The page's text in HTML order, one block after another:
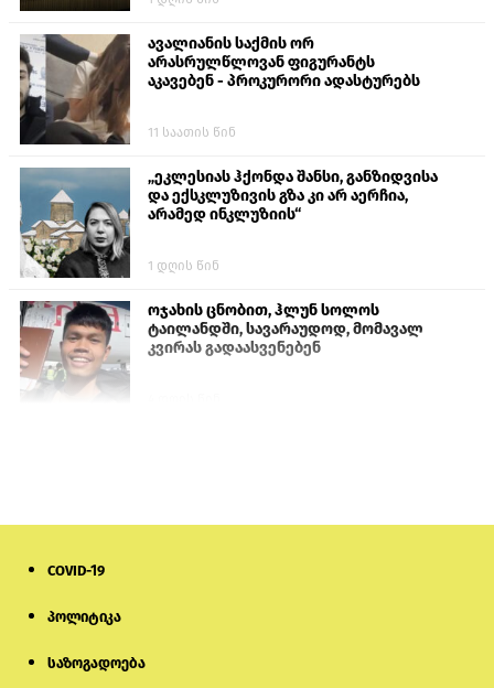
ავალიანის საქმის ორ
არასრულწლოვან ფიგურანტს
აკავებენ - პროკურორი ადასტურებს
11 საათის წინ
„ეკლესიას ჰქონდა შანსი, განზიდვისა
და ექსკლუზივის გზა კი არ აერჩია,
არამედ ინკლუზიის“
1 დღის წინ
ოჯახის ცნობით, ჰლუნ სოლოს
ტაილანდში, სავარაუდოდ, მომავალ
კვირას გადაასვენებენ
COVID-19
პოლიტიკა
საზოგადოება